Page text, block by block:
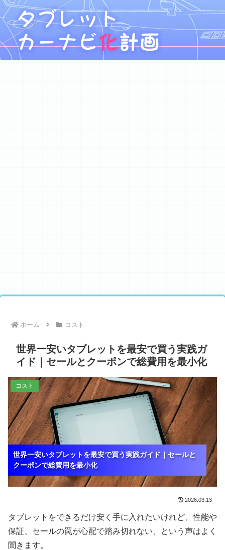
ホーム コスト
世界一安いタブレットを最安で買う実践ガ
イド｜セールとクーポンで総費用を最小化
世界一安いタブレットを最安で買う実践ガイド｜セールと
クーポンで総費用を最小化
世界一安いタブレットを最安で買う実践ガイド｜セールと
クーポンで総費用を最小化
世界一安いタブレットを最安で買う実践ガイド｜セールと
クーポンで総費用を最小化
コスト
2026.03.13
タブレットをできるだけ安く手に入れたいけれど、性能や
保証、セールの罠が心配で踏み切れない、という声はよく
聞きます。